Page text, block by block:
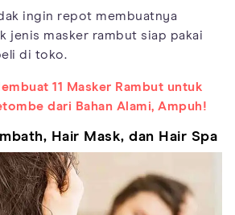
ingin repot membuatnya
jenis masker rambut siap pakai
di toko.
11 Masker Rambut untuk
dari Bahan Alami, Ampuh!
Hair Mask, dan Hair Spa